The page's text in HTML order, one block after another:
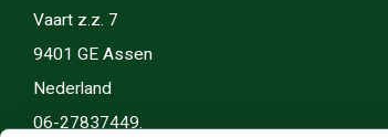
Vaart z.z. 7
9401 GE Assen
Nederland
06-27837449.